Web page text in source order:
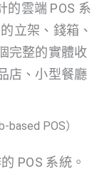
的雲端 POS 系
立架、錢箱、
完整的實體收
店、小型餐廳
based POS）
POS 系統。